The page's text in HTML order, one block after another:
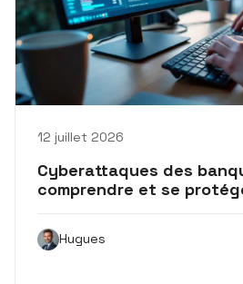
12 juillet 2026
Cyberattaques des
comprendre et se
Hugues